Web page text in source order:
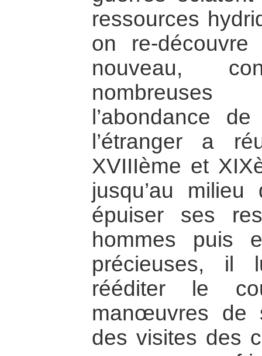
ressources
on re-
nouveau,
nombreuses
l’abondance
l’étranger a
XVIIIème et
jusqu’au
épuiser ses
hommes puis
précieuses, il
rééditer le
manœuvres de
des visites des